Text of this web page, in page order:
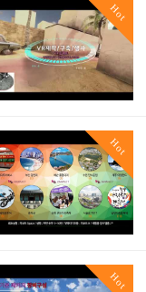
Hot
Hot
Hot